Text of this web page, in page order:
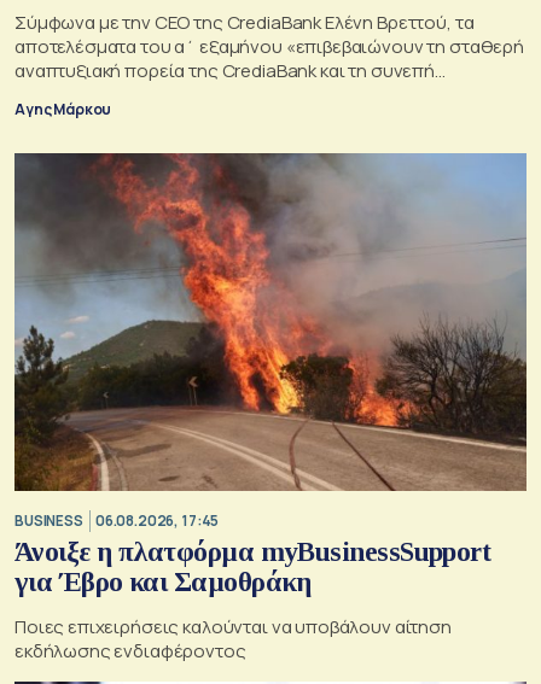
Σύμφωνα με την CEO της CrediaBank Ελένη Βρεττού, τα
αποτελέσματα του α΄ εξαμήνου «επιβεβαιώνουν τη σταθερή
αναπτυξιακή πορεία της CrediaBank και τη συνεπή
Αγης Μάρκου
BUSINESS 06.08.2026, 17:45
Άνοιξε η πλατφόρμα myBusinessSupport
για Έβρο και Σαμοθράκη
Ποιες επιχειρήσεις καλούνται να υποβάλουν αίτηση
εκδήλωσης ενδιαφέροντος